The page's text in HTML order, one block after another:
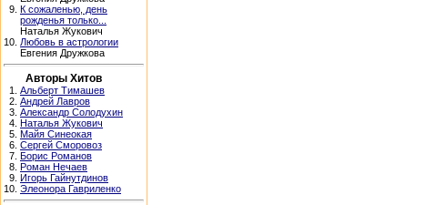
9. К сожаленью, день
рожденья только...
Наталья Жукович
10. Любовь в астрологии
Евгения Дружкова
Авторы Хитов
1. Альберт Тимашев
2. Андрей Лавров
3. Александр Солодухин
4. Наталья Жукович
5. Майя Синеокая
6. Сергей Сморовоз
7. Борис Романов
8. Роман Нечаев
9. Игорь Гайнутдинов
10. Элеонора Гавриленко